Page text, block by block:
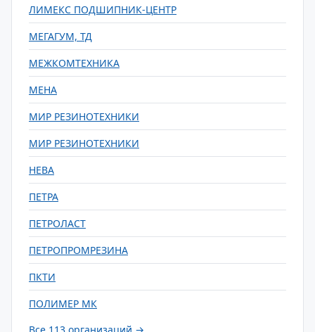
ЛИМЕКС ПОДШИПНИК-ЦЕНТР
МЕГАГУМ, ТД
МЕЖКОМТЕХНИКА
МЕНА
МИР РЕЗИНОТЕХНИКИ
МИР РЕЗИНОТЕХНИКИ
НЕВА
ПЕТРА
ПЕТРОЛАСТ
ПЕТРОПРОМРЕЗИНА
ПКТИ
ПОЛИМЕР МК